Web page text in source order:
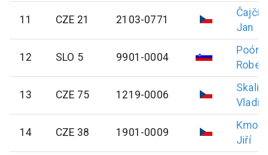
11 CZE 21 2103-0771
Čajčík
Jan
12 SLO 5 9901-0004
Poór
Robetr
13 CZE 75 1219-0006
14 CZE 38 1901-0009
Jiří